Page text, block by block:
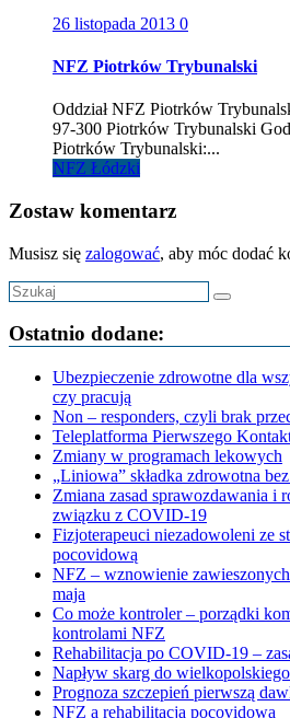
26 listopada 2013 0
NFZ Piotrków Trybunalski
Oddział NFZ Piotrków
97-300 Piotrków Trybunalski
Piotrków Trybunalski:...
NFZ Łódzki
Zostaw komentarz
Musisz się zalogować, aby móc dodać
Ostatnio dodane:
Ubezpieczenie zdrowotne dla
czy pracują
Non – responders, czyli brak
Teleplatforma Pierwszego
Zmiany w programach lekowych
„Liniowa” składka zdrowotna
Zmiana zasad sprawozdawania i
związku z COVID-19
Fizjoterapeuci niezadowoleni ze
pocovidową
NFZ – wznowienie
maja
Co może kontroler – porządki
kontrolami NFZ
Rehabilitacja po COVID-19 –
Napływ skarg do
Prognoza szczepień pierwszą
NFZ a rehabilitacja pocovidowa